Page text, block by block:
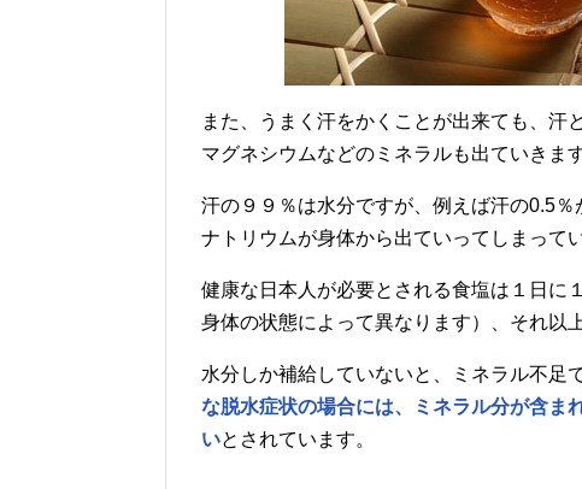
また、うまく汗をかくことが出来ても、汗
マグネシウムなどのミネラルも出ていきます
汗の９９％は水分ですが、例えば汗の0.5
ナトリウムが身体から出ていってしまって
健康な日本人が必要とされる食塩は１日に
身体の状態によって異なります）、それ以
水分しか補給していないと、ミネラル不足
な脱水症状の場合には、ミネラル分が含ま
いとされています。